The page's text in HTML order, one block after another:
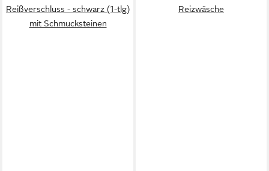
Reißverschluss - schwarz (1-tlg)
mit Schmucksteinen
Reizwäsche